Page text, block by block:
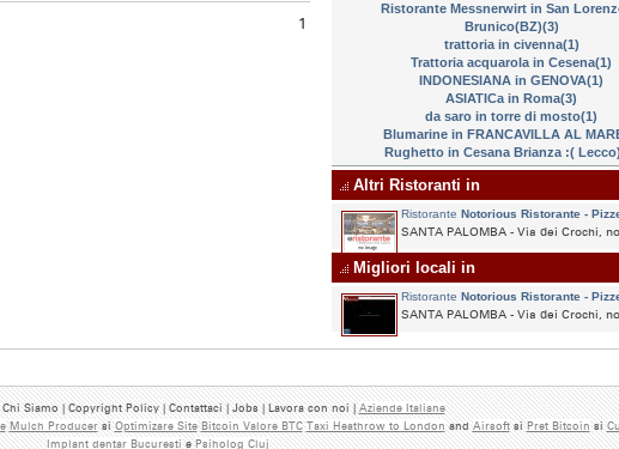
1
Ristorante Messnerwirt in San
Brunico(BZ)(3)
trattoria in civenna(1)
Trattoria acquarola in Cesena(1)
INDONESIANA in GENOVA(1)
ASIATICa in Roma(3)
da saro in torre di mosto(1)
Blumarine in FRANCAVILLA AL
Rughetto in Cesana Brianza :(
Altri Ristoranti in
Ristorante Notorious Ristorante -
SANTA PALOMBA - Via dei Crochi,
Migliori locali in
Ristorante Notorious Ristorante -
SANTA PALOMBA - Via dei Crochi,
Chi Siamo | Copyright Policy | Contattaci | Jobs | Lavora con noi |Aziende Italiane
Mulch ProducersiOptimizare Site Bitcoin Valore BTC Taxi Heathrow to LondonandAirsoftsiPret Bitcoinsi
Implant dentar BucurestiePsiholog Cluj